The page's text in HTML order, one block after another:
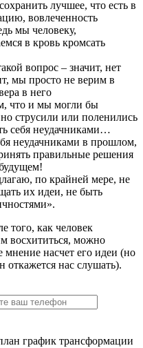
лучшее, что есть в
вовлеченность
мы человеку,
в кровь кромсать
вопрос – значит, нет
мы просто не верим в
в него
что и мы могли бы
струсили или поленились
себя неудачниками…
неудачниками в прошлом,
правильные решения
по крайней мере, не
их идеи, не быть
того, как человек
восхититься, можно
мнение насчет его идеи (но
откажется нас слушать).
график трансформации